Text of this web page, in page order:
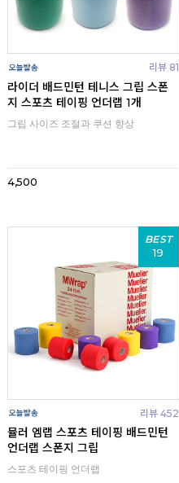
리뷰 81
라이더 배드민턴 테니스 그립 스폰
지 스포츠 테이핑 언더랩 1개
그립 사이즈 조절과 쿠션 향상
4,500
BEST
19
리뷰 452
뮬러 엠랩 스포츠 테이핑 배드민턴
언더랩 스폰지 그립
스포츠 테이핑 언더랩